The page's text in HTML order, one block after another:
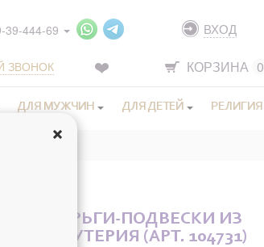
39-444-69
ЗВОНОК
ВХОД
КОРЗИНА 0
ДЛЯ МУЖЧИН ДЛЯ ДЕТЕЙ РЕЛИГИЯ
СЕРЬГИ-ПОДВЕСКИ ИЗ
БИЖУТЕРИЯ (АРТ. 104731)